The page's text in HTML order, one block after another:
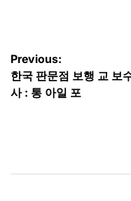
글
탐
Previous:
한국 판문점 보행 교 보
사 : 통 아일 포